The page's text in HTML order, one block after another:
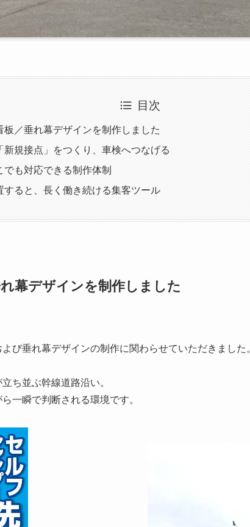
目次
板／垂れ幕デザインを制作しました
新規接点」をつくり、車検へつなげる
でも対応できる制作体制
すると、長く働き続ける集客ツール
幕デザインを制作しました
び垂れ幕デザインの制作に関わらせていただきました。
ち並ぶ幹線道路沿い。
一瞬で判断される環境です。